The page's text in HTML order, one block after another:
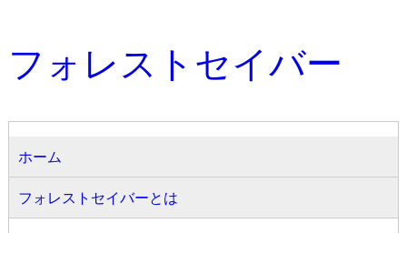
フォレストセイバー
ホーム
フォレストセイバーとは